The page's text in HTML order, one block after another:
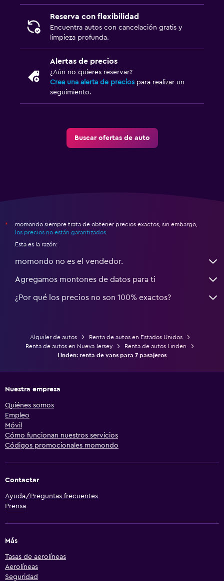
Reserva con flexibilidad
Encuentra autos con cancelación gratis y
limpieza profunda.
Alertas de precios
¿Aún no quieres reservar?
Crea una alerta de precios para realizar un
seguimiento.
Buscar ofertas de auto
*
momondo siempre trata de obtener precios exactos, sin embargo,
los precios no están garantizados.
Esta es la razón:
momondo no es el vendedor.
Agregamos montones de datos para ti
¿Por qué los precios no son 100% exactos?
Alquiler de autos
Renta de autos en Estados Unidos
Renta de autos en Nueva Jersey
Renta de autos Linden
Linden: renta de vans para 7 pasajeros
Nuestra empresa
Quiénes somos
Empleo
Móvil
Cómo funcionan nuestros servicios
Códigos promocionales momondo
Contactar
Ayuda/Preguntas frecuentes
Prensa
Más
Tasas de aerolíneas
Aerolíneas
Seguridad